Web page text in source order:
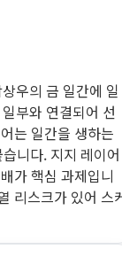
우의 금 일간에 일
부와 연결되어 선
는 일간을 생하는
니다. 지지 레이어
가 핵심 과제입니
리스크가 있어 스